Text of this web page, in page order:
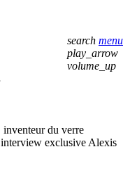
du verre
exclusive Alexis
search menu
play_arrow
volume_up